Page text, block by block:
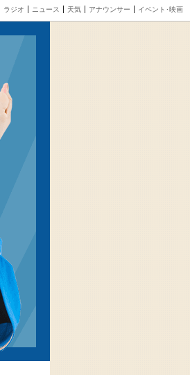
ラジオ ニュース 天気 アナウンサー イベント･映画